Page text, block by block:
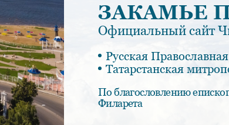
ЗАКАМЬЕ
Официальный сайт
Русская
Татарстанская
По благословлению
Филарета